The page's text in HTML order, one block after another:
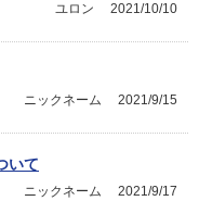
2021/10/10
ユロン
2021/9/15
ニックネーム
いて
2021/9/17
ニックネーム